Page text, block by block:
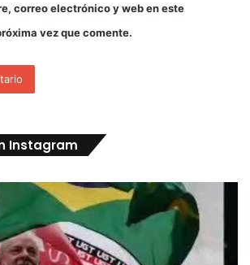
correo electrónico y web en este
vez que comente.
Instagram